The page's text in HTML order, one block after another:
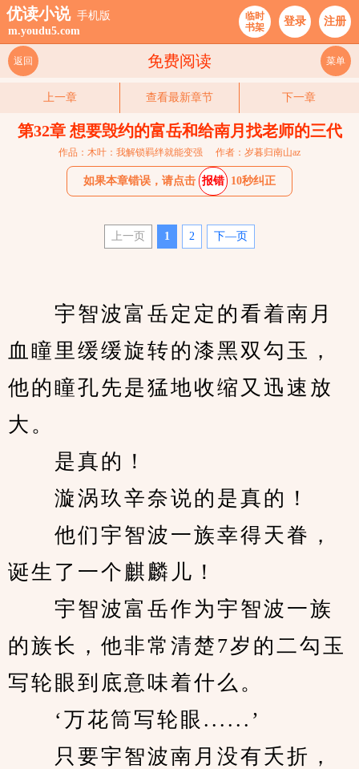
优读小说 手机版
m.youdu5.com
临时
书架
登录 注册
免费阅读
返回 菜单
上一章 查看最新章节 下一章
第32章 想要毁约的富岳和给南月找老师的三代
作品：木叶：我解锁羁绊就能变强 作者：岁暮归南山az
如果本章错误，请点击 报错 10秒纠正
上一页 1 2 下—页
宇智波富岳定定的看着南月
血瞳里缓缓旋转的漆黑双勾玉，
他的瞳孔先是猛地收缩又迅速放
大。
是真的！
漩涡玖辛奈说的是真的！
他们宇智波一族幸得天眷，
诞生了一个麒麟儿！
宇智波富岳作为宇智波一族
的族长，他非常清楚7岁的二勾玉
写轮眼到底意味着什么。
‘万花筒写轮眼......’
只要宇智波南月没有夭折，